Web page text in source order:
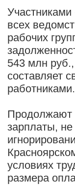
всех
рабочих
543 млн
составляет
работниками.
Продолжают
зарплаты,
условиях
размера